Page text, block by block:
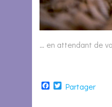
… en attendant de
Facebook
Twitter
Partager